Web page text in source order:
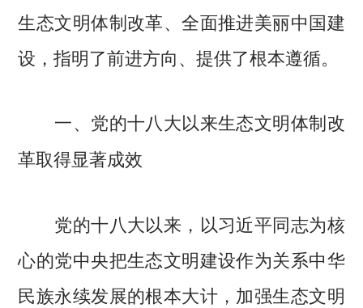
生态文明体制改革、全面推进美丽中国建
设，指明了前进方向、提供了根本遵循。
一、党的十八大以来生态文明体制改
革取得显著成效
党的十八大以来，以习近平同志为核
心的党中央把生态文明建设作为关系中华
民族永续发展的根本大计，加强生态文明